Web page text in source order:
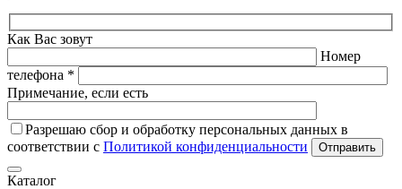
Как Вас зовут
Номер
телефона *
Примечание, если есть
Разрешаю сбор и обработку персональных данных в
соответствии с Политикой конфиденциальности Отправить
Каталог